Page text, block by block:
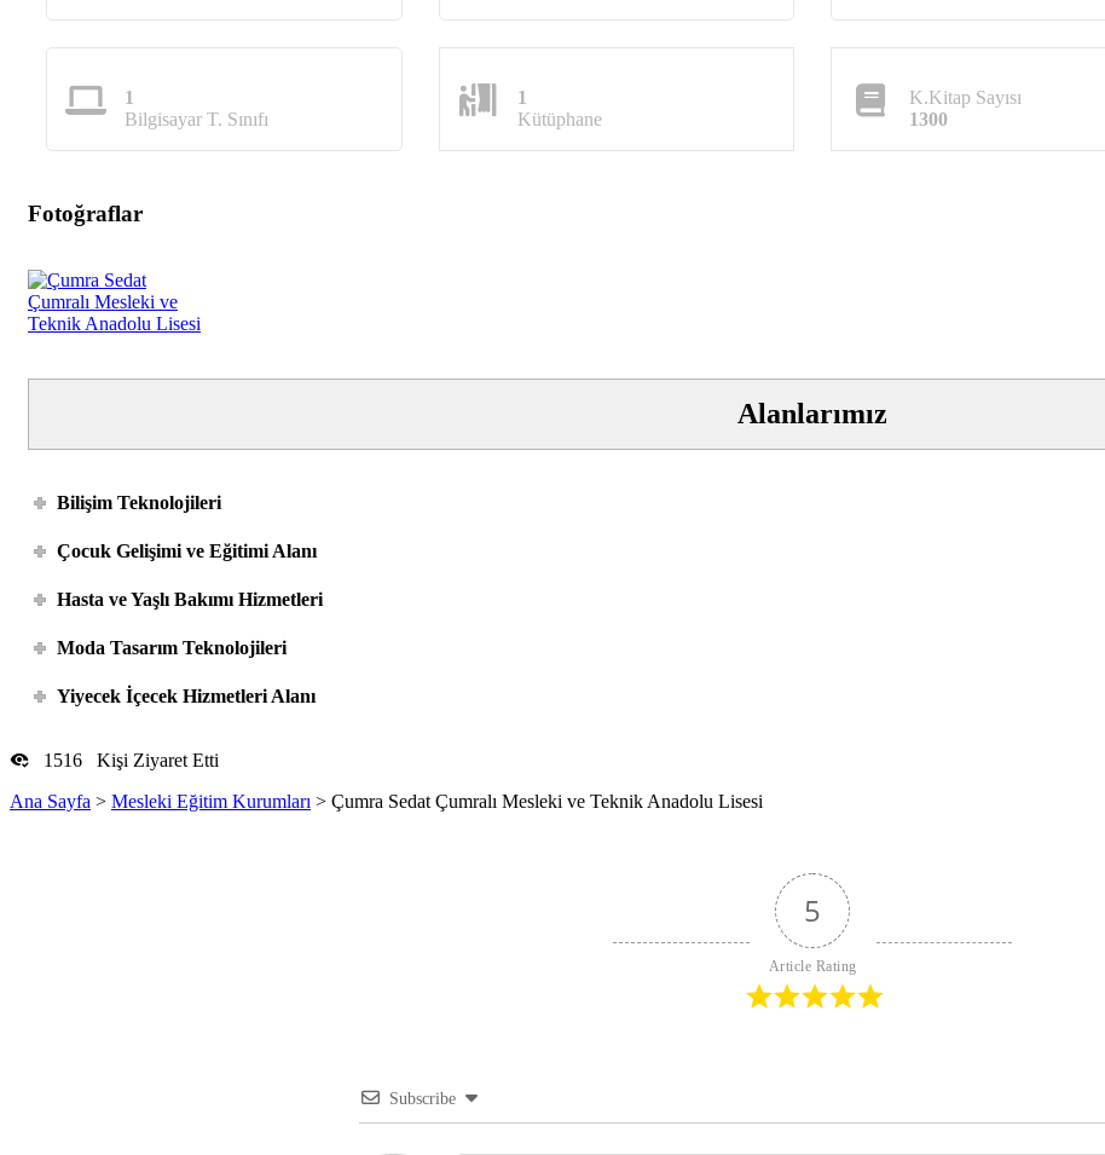
1
Bilgisayar T. Sınıfı
1
Kütüphane
K.Kitap Sayısı
1300
Fotoğraflar
Alanlarımız
Bilişim Teknolojileri
Çocuk Gelişimi ve Eğitimi Alanı
Hasta ve Yaşlı Bakımı Hizmetleri
Moda Tasarım Teknolojileri
Yiyecek İçecek Hizmetleri Alanı
1516
Kişi Ziyaret Etti
Ana Sayfa > Mesleki Eğitim Kurumları > Çumra Sedat Çumralı Mesleki ve Teknik Anadolu Lisesi
5
Article Rating
Subscribe